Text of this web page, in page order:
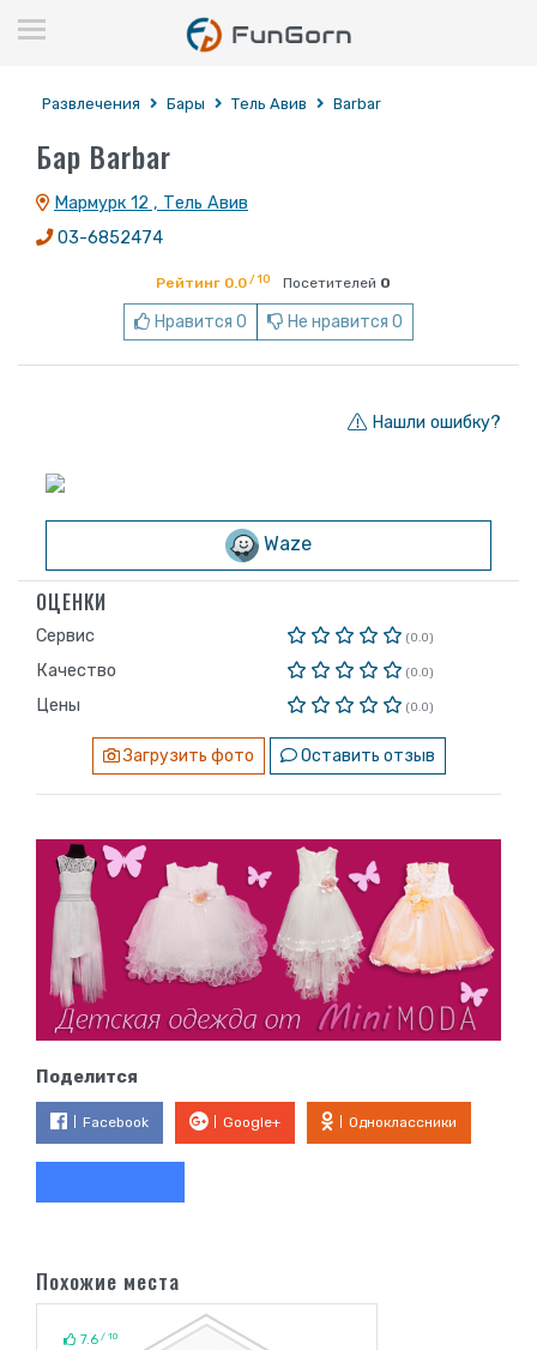
Развлечения Бары Тель Авив Barbar
Бар Barbar
Мармурк 12 , Тель Авив
03-6852474
Рейтинг 0.0/ 10 Посетителей 0
Нравится 0 Не нравится 0
Нашли ошибку?
Waze
ОЦЕНКИ
Сервис (0.0)
Качество (0.0)
Цены (0.0)
Загрузить фото Оставить отзыв
Поделится
Facebook Google+ Одноклассники
Похожие места
7.6 / 10